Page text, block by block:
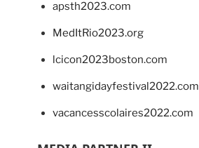
apsth2023.com
MedItRio2023.org
lcicon2023boston.com
waitangidayfestival2022.com
vacancesscolaires2022.com